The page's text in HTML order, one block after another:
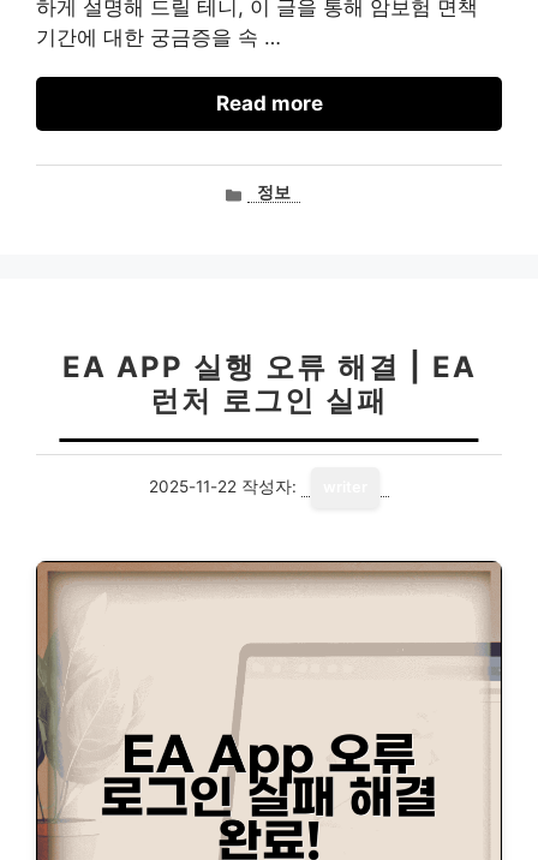
하게 설명해 드릴 테니, 이 글을 통해 암보험 면책
기간에 대한 궁금증을 속 …
Read more
카정보
EA APP 실행 오류 해결 | EA
런처 로그인 실패
2025-11-22 작성자: